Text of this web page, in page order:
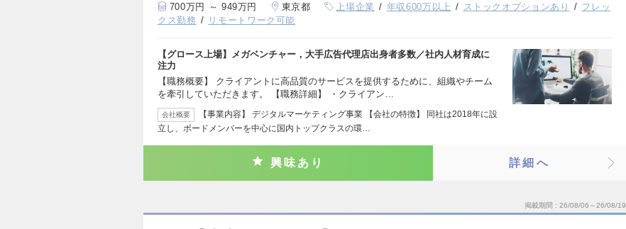
700万円 ～ 949万円 東京都 上場企業 年収600万以上 ストックオプションあり
フレッ
クス勤務
リモートワーク可能
【グロース上場】メガベンチャー，大手広告代理店出身者多数／社内人材育成に
注力
【職務概要】 クライアントに高品質のサービスを提供するために、組織やチーム
を牽引していただきます。 【職務詳細】 ・クライアン…
会社概要
【事業内容】 デジタルマーケティング事業 【会社の特徴】 同社は2018年に設
立し、ボードメンバーを中心に国内トップクラスの環…
興味あり 詳細へ
掲載期間 26/08/06～26/08/19